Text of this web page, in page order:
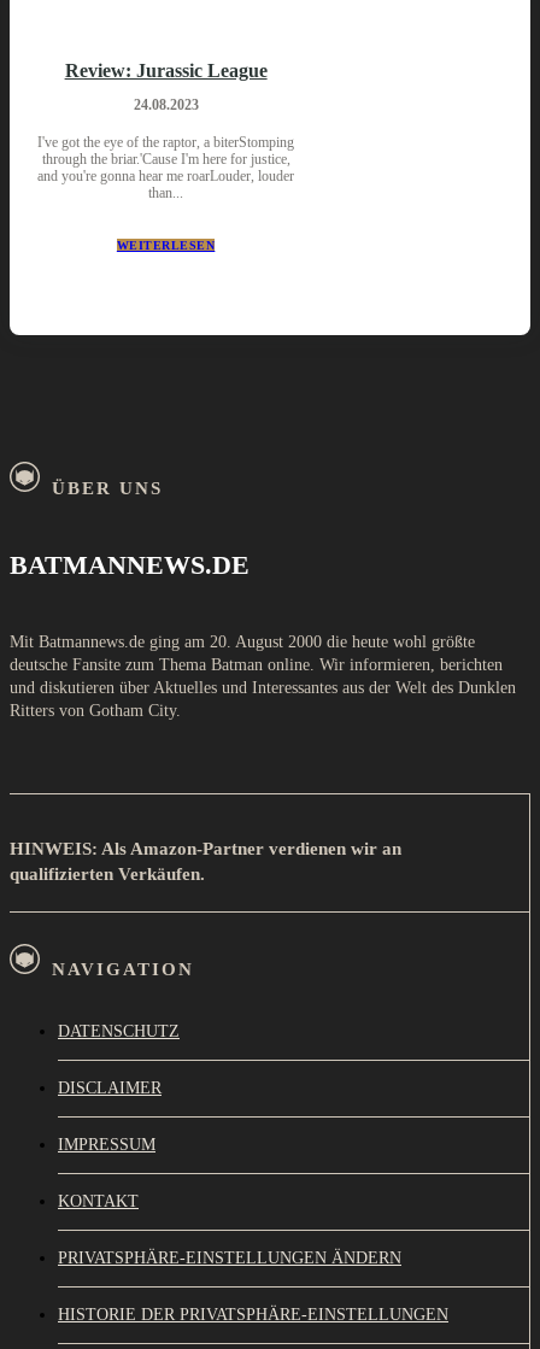
Review: Jurassic League
24.08.2023
I've got the eye of the raptor, a biterStomping
through the briar.'Cause I'm here for justice,
and you're gonna hear me roarLouder, louder
than...
WEITERLESEN
ÜBER UNS
BATMANNEWS.DE
Mit Batmannews.de ging am 20. August 2000 die heute wohl größte
deutsche Fansite zum Thema Batman online. Wir informieren, berichten
und diskutieren über Aktuelles und Interessantes aus der Welt des Dunklen
Ritters von Gotham City.
HINWEIS: Als Amazon-Partner verdienen wir an
qualifizierten Verkäufen.
NAVIGATION
DATENSCHUTZ
DISCLAIMER
IMPRESSUM
KONTAKT
PRIVATSPHÄRE-EINSTELLUNGEN ÄNDERN
HISTORIE DER PRIVATSPHÄRE-EINSTELLUNGEN